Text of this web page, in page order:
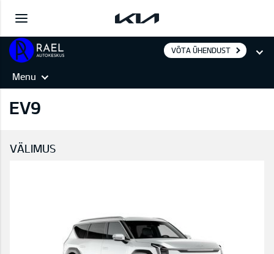
VÕTA ÜHENDUST
Menu
EV9
VÄLIMUS